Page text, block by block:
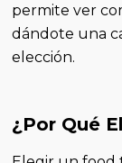
permite ver
dándote una
elección.
¿Por Qué